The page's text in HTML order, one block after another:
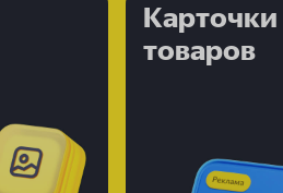
Карточки
товаров